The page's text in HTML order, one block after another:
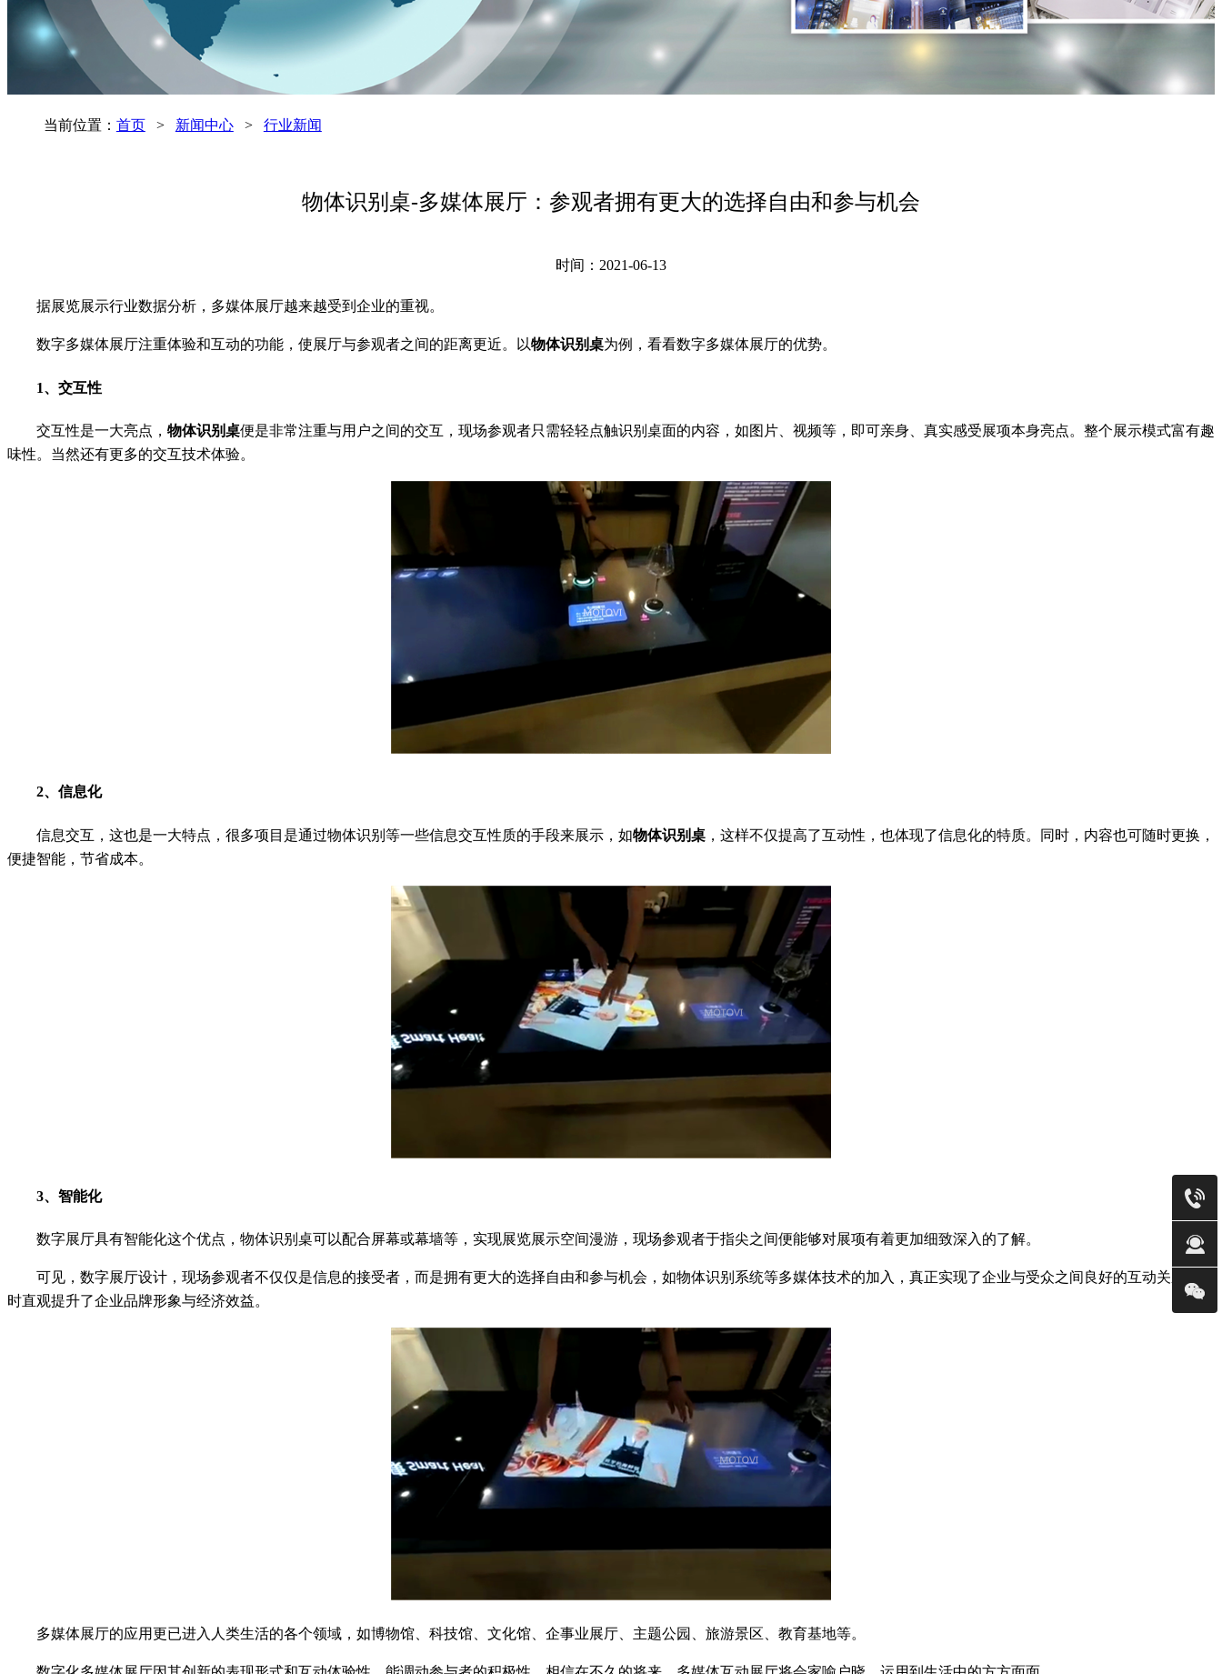
当前位置： 首页 > 新闻中心> 行业新闻
物体识别桌-多媒体展厅：参观者拥有更大的选择自由和参与机会
时间：2021-06-13
据展览展示行业数据分析，多媒体展厅越来越受到企业的重视。
数字多媒体展厅注重体验和互动的功能，使展厅与参观者之间的距离更近。以物体识别桌为例，看看数字多媒体展厅的优势。
1、交互性
交互性是一大亮点， 物体识别桌便是非常注重与用户之间的交互，现场参观者只需轻轻点触识别桌面的内容，如图片、视频等，即可亲身、真实感受展项本身亮点。整个展示模式富有趣
味性。当然还有更多的交互技术体验。
2、信息化
信息交互，这也是一大特点，很多项目是通过物体识别等一些信息交互性质的手段来展示，如物体识别桌 ，这样不仅提高了互动性，也体现了信息化的特质。同时，内容也可随时更换，
便捷智能，节省成本。
3、智能化
数字展厅具有智能化这个优点，物体识别桌可以配合屏幕或幕墙等，实现展览展示空间漫游，现场参观者于指尖之间便能够对展项有着更加细致深入的了解。
可见，数字展厅设计，现场参观者不仅仅是信息的接受者，而是拥有更大的选择自由和参与机会，如物体识别系统等多媒体技术的加入，真正实现了企业与受众之间良好的互动关系，同
时直观提升了企业品牌形象与经济效益。
多媒体展厅的应用更已进入人类生活的各个领域，如博物馆、科技馆、文化馆、企事业展厅、主题公园、旅游景区、教育基地等。